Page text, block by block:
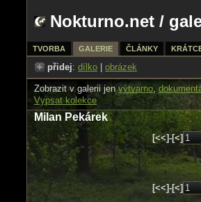
Nokturno.net /
TVORBA GALERIE ČLÁNKY
přidej: dílko obrázek
Zobrazit v galerii jenvýtvarno,
Vypsat kolekce
Milan Pekárek
[<<]-[<]
[<<]-[<]